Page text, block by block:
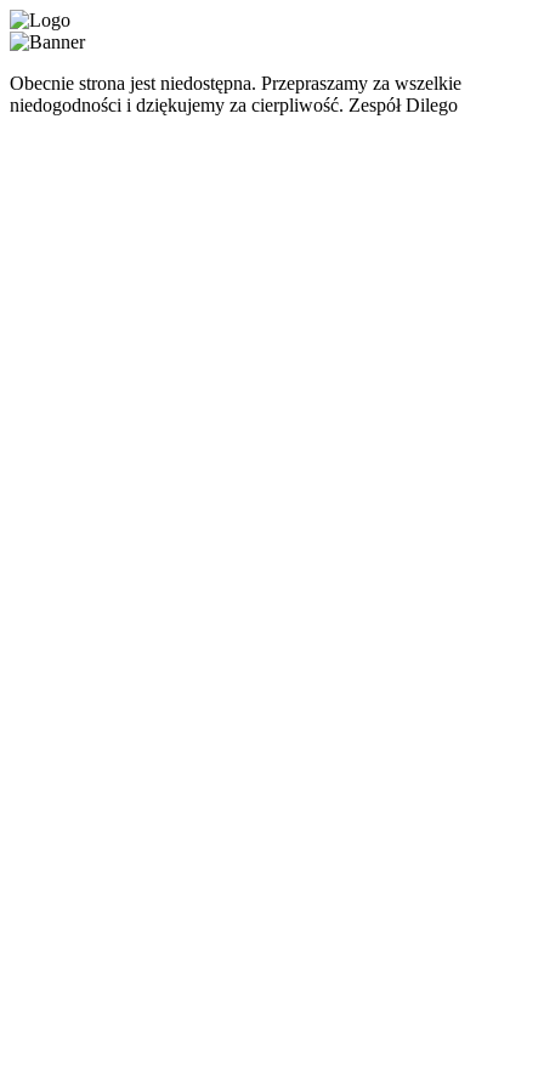
Obecnie strona jest niedostępna. Przepraszamy za wszelkie
niedogodności i dziękujemy za cierpliwość. Zespół Dilego